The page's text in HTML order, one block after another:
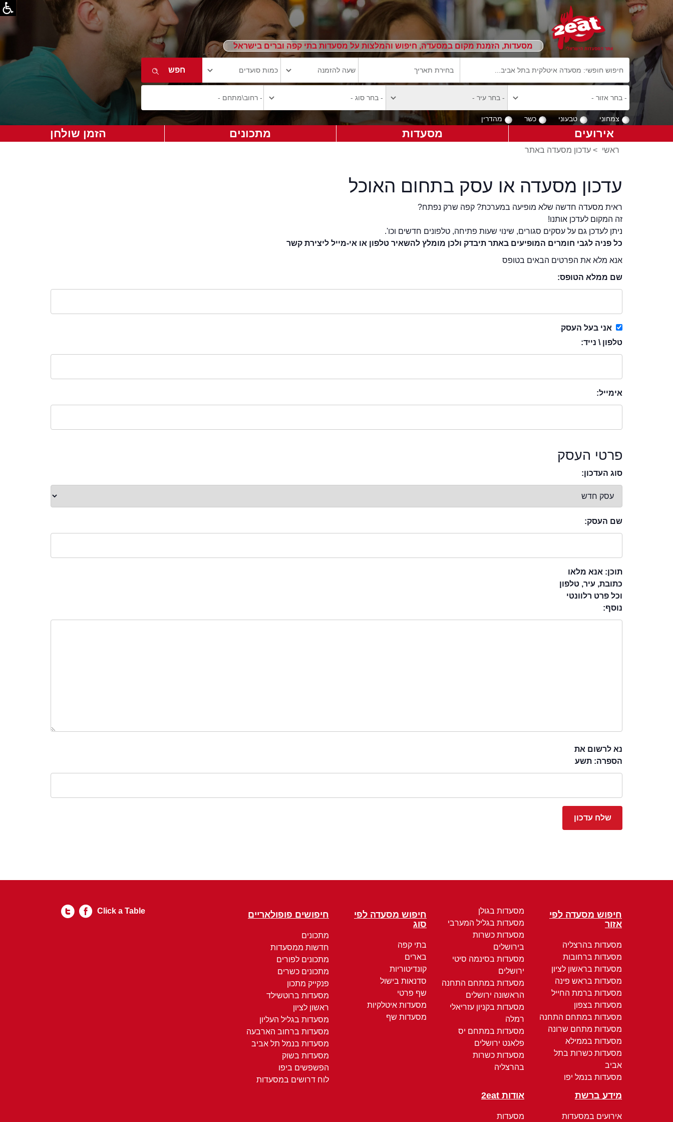
מסעדות, הזמנת מקום במסעדה, חיפוש והמלצות על מסעדות בתי קפה וברים בישראל
צמחוני טבעוני כשר מהדרין
אירועים מסעדות מתכונים הזמן שולחן
ראשי > עדכון מסעדה באתר
עדכון מסעדה או עסק בתחום האוכל
ראית מסעדה חדשה שלא מופיעה במערכת? קפה שרק נפתח?
זה המקום לעדכן אותנו!
ניתן לעדכן גם על עסקים סגורים, שינוי שעות פתיחה, טלפונים חדשים וכו'.
כל פניה לגבי חומרים המופיעים באתר תיבדק ולכן מומלץ להשאיר טלפון או אי-מייל ליצירת קשר
אנא מלא את הפרטים הבאים בטופס
שם ממלא הטופס:
אני בעל העסק
טלפון \ נייד:
אימייל:
פרטי העסק
סוג העדכון:
שם העסק:
תוכן: אנא מלאו
כתובת, עיר, טלפון
וכל פרט רלוונטי
נוסף:
נא לרשום את
הספרה: תשע
חיפוש מסעדה לפי
אזור
מסעדות בהרצליה
מסעדות ברחובות
מסעדות בראשון לציון
מסעדות בראש פינה
מסעדות ברמת החייל
מסעדות בצפון
מסעדות במתחם התחנה
מסעדות מתחם שרונה
מסעדות בממילא
מסעדות כשרות בתל
אביב
מסעדות בנמל יפו
מסעדות בגולן
מסעדות בגליל המערבי
מסעדות כשרות
בירושלים
מסעדות בסינמה סיטי
ירושלים
מסעדות במתחם התחנה
הראשונה ירושלים
מסעדות בקניון עזריאלי
רמלה
מסעדות במתחם יס
פלאנט ירושלים
מסעדות כשרות
בהרצליה
חיפוש מסעדה לפי
סוג
בתי קפה
בארים
קונדיטוריות
סדנאות בישול
שף פרטי
מסעדות איטלקיות
מסעדות שף
חיפושים פופולאריים
מתכונים
חדשות ממסעדות
מתכונים לפורים
מתכונים כשרים
פנקייק מתכון
מסעדות ברוטשילד
ראשון לציון
מסעדות בגליל העליון
מסעדות ברחוב הארבעה
מסעדות בנמל תל אביב
מסעדות בשוק
הפשפשים ביפו
לוח דרושים במסעדות
מידע ברשת
אירועים במסעדות
אודות 2eat
מסעדות
Click a Table